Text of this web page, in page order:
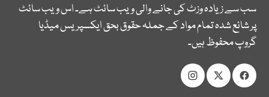
سب سے زیادہ وزٹ کی جانے والی ویب سائٹ ہے۔ اس ویب سائٹ
پر شائع شدہ تمام مواد کے جملہ حقوق بحق ایکسپریس میڈیا
گروپ محفوظ ہیں۔